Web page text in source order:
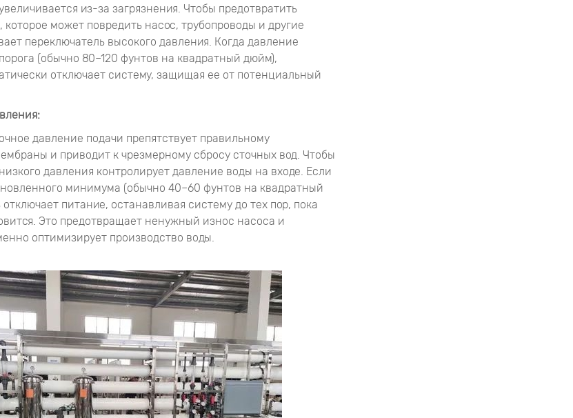
из-за загрязнения. Чтобы предотвратить
может повредить насос, трубопроводы и другие
переключатель высокого давления. Когда давление
(обычно 80–120 фунтов на квадратный дюйм),
отключает систему, защищая ее от потенциальный
давление подачи препятствует правильному
и приводит к чрезмерному сбросу сточных вод. Чтобы
давления контролирует давление воды на входе. Если
минимума (обычно 40–60 фунтов на квадратный
питание, останавливая систему до тех пор, пока
Это предотвращает ненужный износ насоса и
оптимизирует производство воды.